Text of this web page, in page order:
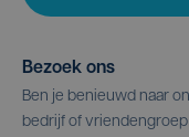
Bezoek ons
Ben je benieuwd naar
bedrijf of